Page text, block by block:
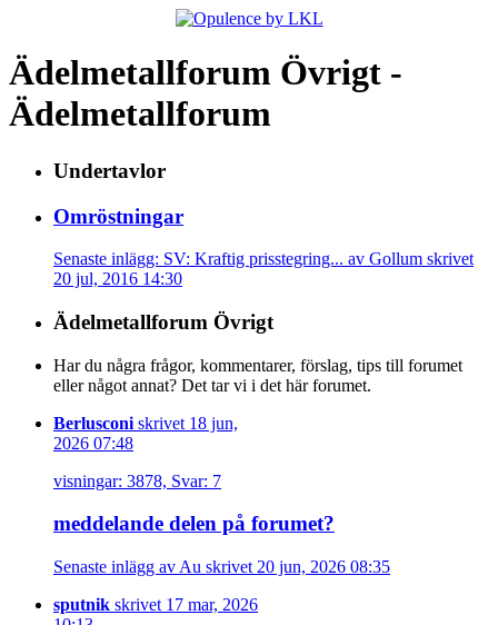
Ädelmetallforum Övrigt -
Ädelmetallforum
Undertavlor
Omröstningar
Senaste inlägg: SV: Kraftig prisstegring... av Gollum skrivet
20 jul, 2016 14:30
Ädelmetallforum Övrigt
Har du några frågor, kommentarer, förslag, tips till forumet
eller något annat? Det tar vi i det här forumet.
Berlusconi skrivet 18 jun,
2026 07:48
visningar: 3878, Svar: 7
meddelande delen på forumet?
Senaste inlägg av Au skrivet 20 jun, 2026 08:35
sputnik skrivet 17 mar, 2026